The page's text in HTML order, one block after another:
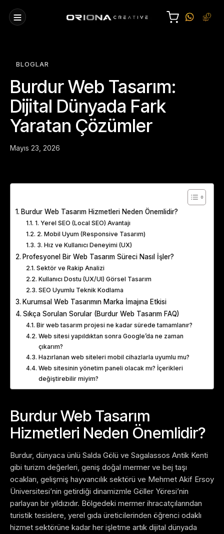
BLOGLAR
Burdur Web Tasarım:
Dijital Dünyada Fark
Yaratan Çözümler
Mayıs 23, 2026
Burdur Web Tasarım Hizmetleri Neden Önemlidir?
1. Yerel SEO (Local SEO) Avantajı
2. Mobil Uyum (Responsive Tasarım)
3. Hız ve Kullanıcı Deneyimi (UX)
Profesyonel Bir Web Tasarım Süreci Nasıl İşler?
Sektör ve Rakip Analizi
Kullanıcı Dostu (UX/UI) Görsel Tasarım
SEO Uyumlu Teknik Kodlama
Kurumsal Web Tasarımın Marka İmajına Etkisi
Sıkça Sorulan Sorular (Burdur Web Tasarım FAQ)
Bir web tasarım projesi ne kadar sürede tamamlanır?
Web sitesi yapıldıktan sonra Google’da ne zaman
çıkarım?
Hazırlanan web siteleri mobil cihazlarla uyumlu mu?
Web sitesinin yönetim paneli olacak mı? İçerikleri
değiştirebilir miyim?
Burdur Web Tasarım
Hizmetleri Neden Önemlidir?
Burdur, dünyaca ünlü Salda Gölü ve Sagalassos Antik Kenti
gibi turizm değerleri, geniş doğal mermer ve bej taşı
ocakları, gelişmiş hayvancılık sektörü ve Mehmet Akif Ersoy
Üniversitesi’nin getirdiği dinamizmle Göller Yöresi’nin
parlayan bir yıldızıdır. Bölgedeki mermer ihracatçılarından
turistik tesislere, yerel gıda üreticilerinden öğrenci odaklı
hizmet sektörüne kadar her işletme artık dijital dünyada